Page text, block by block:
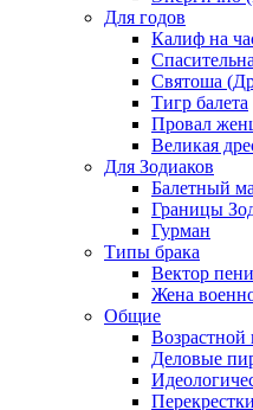
Для годов
Калиф на
Святоша
Тигр балета
Провал
Великая
Для Зодиаков
Балетный
Границы
Гурман
Типы брака
Вектор
Жена
Общие
Возрастной
Деловые